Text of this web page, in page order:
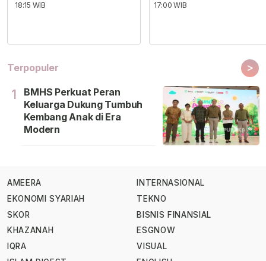
18:15 WIB
17:00 WIB
Terpopuler >
1
BMHS Perkuat Peran
Keluarga Dukung Tumbuh
Kembang Anak di Era
Modern
AMEERA
EKONOMI SYARIAH
SKOR
KHAZANAH
IQRA
INTERNASIONAL
TEKNO
BISNIS FINANSIAL
ESGNOW
VISUAL